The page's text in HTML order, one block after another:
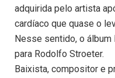
adquirida pelo artista
cardíaco que quase o
Nesse sentido, o
para Rodolfo Stroeter.
Baixista, compositor e